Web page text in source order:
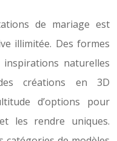
de mariage est
illimitée. Des formes
inspirations naturelles
créations en 3D
d’options pour
les rendre uniques.